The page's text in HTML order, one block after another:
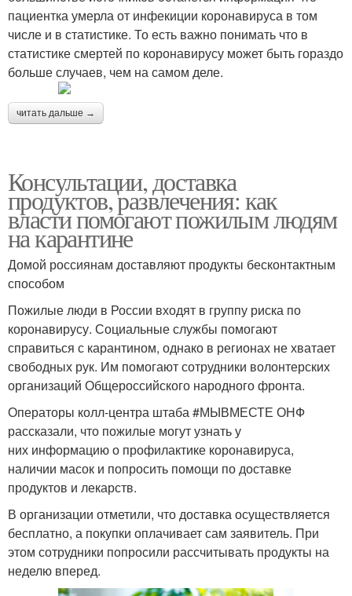
пациентка умерла от инфекиции коронавируса в том
числе и в статистике. То есть важно понимать что в
статистике смертей по коронавирусу может быть гораздо
больше случаев, чем на самом деле.
читать дальше →
Консультации, доставка
продуктов, развлечения: как
власти помогают пожилым людям
на карантине
Домой россиянам доставляют продукты бесконтактным
способом
Пожилые люди в России входят в группу риска по
коронавирусу. Социальные службы помогают
справиться с карантином, однако в регионах не хватает
свободных рук. Им помогают сотрудники волонтерских
организаций Общероссийского народного фронта.
Операторы колл-центра штаба #МЫВМЕСТЕ ОНФ
рассказали, что пожилые могут узнать у
них информацию о профилактике коронавируса,
наличии масок и попросить помощи по доставке
продуктов и лекарств.
В организации отметили, что доставка осуществляется
бесплатно, а покупки оплачивает сам заявитель. При
этом сотрудники попросили рассчитывать продукты на
неделю вперед.